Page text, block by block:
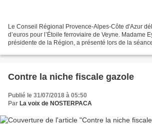
Le Conseil Régional Provence-Alpes-Côte d'Azur
d’euros pour l’Étoile ferroviaire de Veyne. Madame
présidente de la Région, a présenté lors de la
Contre la niche fiscale gazole
Publié le 31/07/2018 à 05:50
Par La voix de NOSTERPACA